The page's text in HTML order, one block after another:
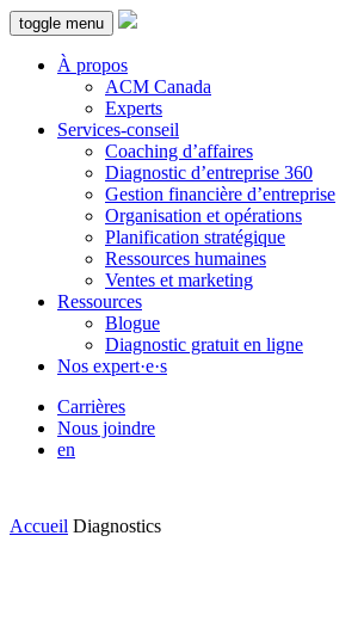
toggle menu
À propos
ACM Canada
Experts
Services-conseil
Coaching d’affaires
Diagnostic d’entreprise 360
Gestion financière d’entreprise
Organisation et opérations
Planification stratégique
Ressources humaines
Ventes et marketing
Ressources
Blogue
Diagnostic gratuit en ligne
Nos expert·e·s
Carrières
Nous joindre
en
Accueil Diagnostics